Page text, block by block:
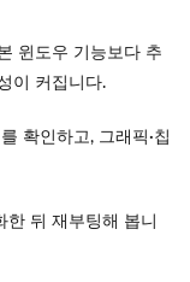
윈도우 기능보다 추
이 커집니다.
확인하고, 그래픽·칩
뒤 재부팅해 봅니